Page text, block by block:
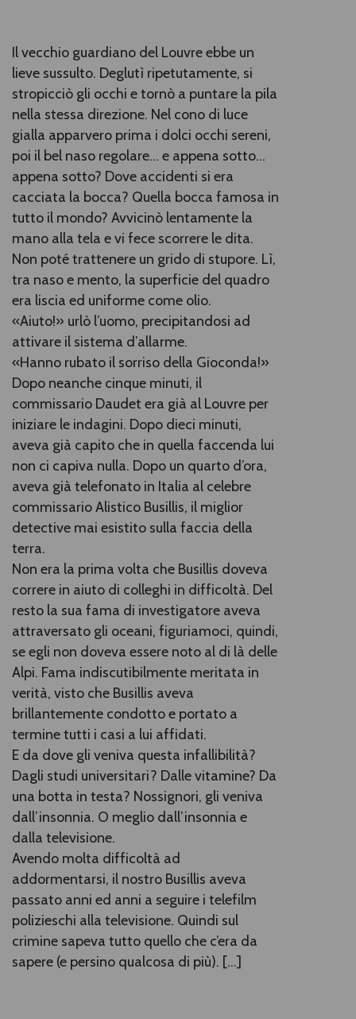
Il vecchio guardiano del Louvre ebbe un
lieve sussulto. Deglutì ripetutamente, si
stropicciò gli occhi e tornò a puntare la pila
nella stessa direzione. Nel cono di luce
gialla apparvero prima i dolci occhi sereni,
poi il bel naso regolare... e appena sotto...
appena sotto? Dove accidenti si era
cacciata la bocca? Quella bocca famosa in
tutto il mondo? Avvicinò lentamente la
mano alla tela e vi fece scorrere le dita.
Non poté trattenere un grido di stupore. Lì,
tra naso e mento, la superficie del quadro
era liscia ed uniforme come olio.
«Aiuto!» urlò l’uomo, precipitandosi ad
attivare il sistema d’allarme.
«Hanno rubato il sorriso della Gioconda!»
Dopo neanche cinque minuti, il
commissario Daudet era già al Louvre per
iniziare le indagini. Dopo dieci minuti,
aveva già capito che in quella faccenda lui
non ci capiva nulla. Dopo un quarto d’ora,
aveva già telefonato in Italia al celebre
commissario Alistico Busillis, il miglior
detective mai esistito sulla faccia della
terra.
Non era la prima volta che Busillis doveva
correre in aiuto di colleghi in difficoltà. Del
resto la sua fama di investigatore aveva
attraversato gli oceani, figuriamoci, quindi,
se egli non doveva essere noto al di là delle
Alpi. Fama indiscutibilmente meritata in
verità, visto che Busillis aveva
brillantemente condotto e portato a
termine tutti i casi a lui affidati.
E da dove gli veniva questa infallibilità?
Dagli studi universitari? Dalle vitamine? Da
una botta in testa? Nossignori, gli veniva
dall’insonnia. O meglio dall’insonnia e
dalla televisione.
Avendo molta difficoltà ad
addormentarsi, il nostro Busillis aveva
passato anni ed anni a seguire i telefilm
polizieschi alla televisione. Quindi sul
crimine sapeva tutto quello che c’era da
sapere (e persino qualcosa di più). [...]